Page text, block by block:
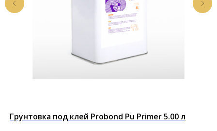
Грунтовка под клей Probond Pu Primer 5.00 л